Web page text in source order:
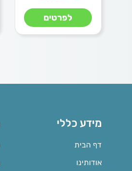
לפרטים
מידע כללי
דף הבית
אודותינו